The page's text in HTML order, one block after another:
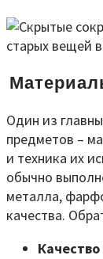
Один из
предметов –
и техника их
обычно
металла,
качества.